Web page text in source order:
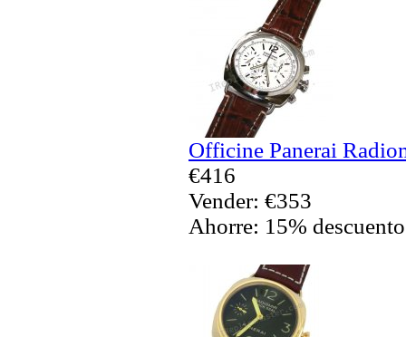
Officine Panerai
€416
Vender: €353
Ahorre: 15% descuento